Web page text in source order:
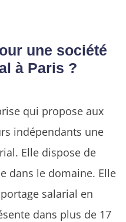
une société
à Paris ?
qui propose aux
indépendants une
Elle dispose de
dans le domaine. Elle
salarial en
dans plus de 17